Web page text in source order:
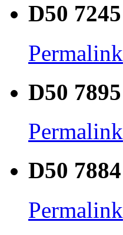
D50 7245
Permalink
D50 7895
Permalink
D50 7884
Permalink